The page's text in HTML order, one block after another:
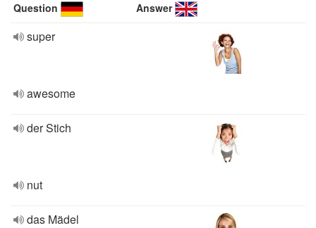
Question Answer
super
awesome
der Stich
nut
das Mädel